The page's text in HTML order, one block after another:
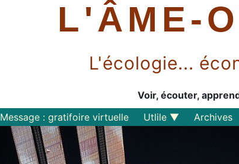
L'ÂME-
L'écologie...
Voir, écouter,
Message : gratifoire virtuelle
Utlile
Archives